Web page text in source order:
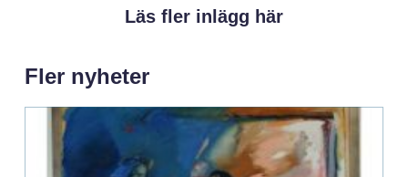
Läs fler inlägg här
Fler nyheter